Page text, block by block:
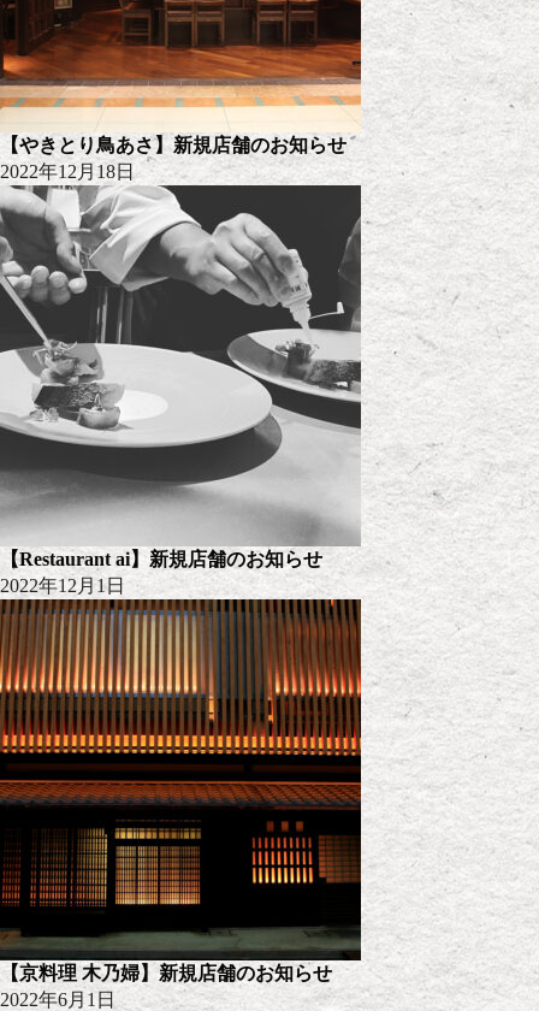
【やきとり鳥あさ】新規店舗のお知らせ
2022年12月18日
【Restaurant ai】新規店舗のお知らせ
2022年12月1日
【京料理 木乃婦】新規店舗のお知らせ
2022年6月1日